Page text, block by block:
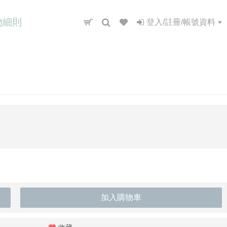
登入/註冊/帳號資料
則
加入購物車